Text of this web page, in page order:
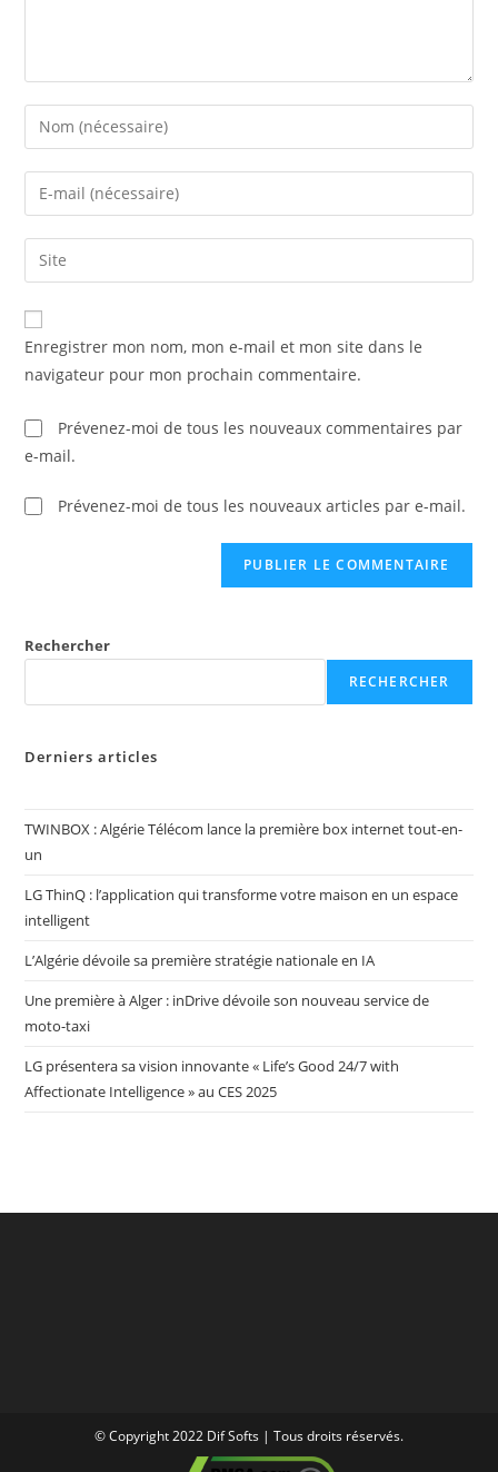
Enter
your
name
comment
Enter
your
email
address
comment
Saisir
l’URL
de
votre
(facultatif)
Enregistrer mon nom, mon e-mail et mon site dans le
navigateur pour mon prochain commentaire.
Prévenez-moi de tous les nouveaux commentaires par
e-mail.
Prévenez-moi de tous les nouveaux articles par e-mail.
Rechercher
RECHERCHER
Derniers articles
TWINBOX : Algérie Télécom lance la première box internet tout-en-
un
LG ThinQ : l’application qui transforme votre maison en un espace
intelligent
L’Algérie dévoile sa première stratégie nationale en IA
Une première à Alger : inDrive dévoile son nouveau service de
moto-taxi
LG présentera sa vision innovante « Life’s Good 24/7 with
Affectionate Intelligence » au CES 2025
© Copyright 2022 Dif Softs | Tous droits réservés.